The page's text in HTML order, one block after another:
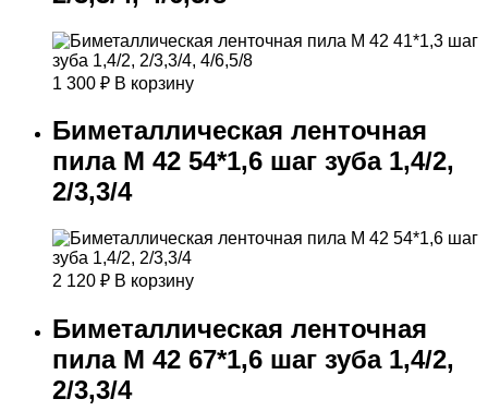
1 300 ₽ В корзину
Биметаллическая ленточная
пила М 42 54*1,6 шаг зуба 1,4/2,
2/3,3/4
2 120 ₽ В корзину
Биметаллическая ленточная
пила М 42 67*1,6 шаг зуба 1,4/2,
2/3,3/4